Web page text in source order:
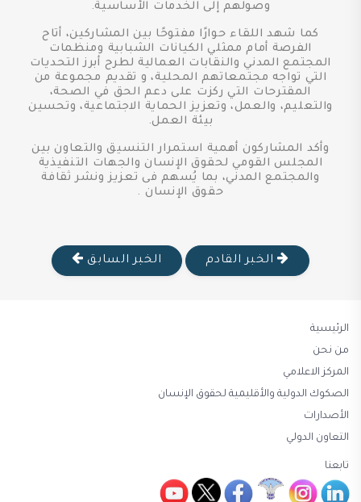
وصولهم إلى الخدمات الأساسية.
كما شهد اللقاء حوارًا مفتوحًا بين المشاركين، أتاح
الفرصة أمام ممثلي الكيانات الشبابية ومنظمات
المجتمع المدني والنقابات العمالية لطرح أبرز التحديات
التي تواجه مجتمعاتهم المحلية، و تقديم مجموعة من
المقترحات التي ركزت على دعم الحق في الصحة،
والتعليم، والعمل، وتعزيز الحماية الاجتماعية، وتحسين
بيئة العمل.
وأكد المشاركون أهمية استمرار التنسيق والتعاون بين
المجلس القومي لحقوق الإنسان والجهات التنفيذية
والمجتمع المدني، بما يُسهم فى تعزيز ونشر ثقافة
حقوق الإنسان .
الخبر القادم الخبر السابق
الرئيسية
من نحن
المركز الاعلامي
الصكوك الدولية والأقليمية لحقوق الإنسان
الأصدارات
التعاون الدولي
تابعنا